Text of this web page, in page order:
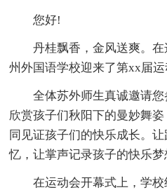
您好!
丹桂飘香，金风送爽。
州外国语学校迎来了第xx届运
全体苏外师生真诚邀请
欣赏孩子们秋阳下的曼妙舞
同见证孩子们的快乐成长。
忆，让掌声记录孩子的快乐梦
在运动会开幕式上，学校